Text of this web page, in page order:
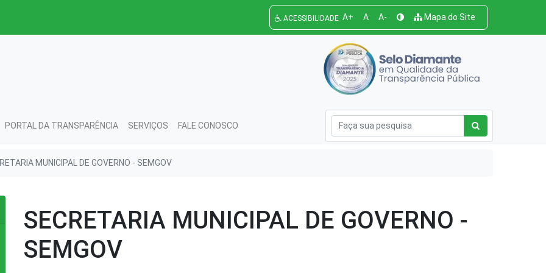
ACESSIBILIDADE A+ A A- Mapa do Site
PORTAL DA TRANSPARÊNCIA SERVIÇOS FALE CONOSCO
MUNICIPAL DE GOVERNO - SEMGOV
SECRETARIA MUNICIPAL DE GOVERNO -
SEMGOV